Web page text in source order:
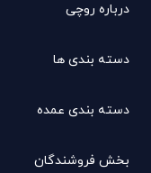
درباره روچی
دسته بندی ها
دسته بندی عمده
بخش فروشندگان